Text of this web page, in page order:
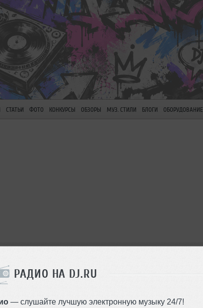
РАДИО НА DJ.RU
— слушайте лучшую электронную музыку 24/7!
СТАТЬИ ФОТО КОНКУРСЫ ОБЗОРЫ МУЗ. СТИЛИ БЛОГИ ОБОРУДОВАНИЕ